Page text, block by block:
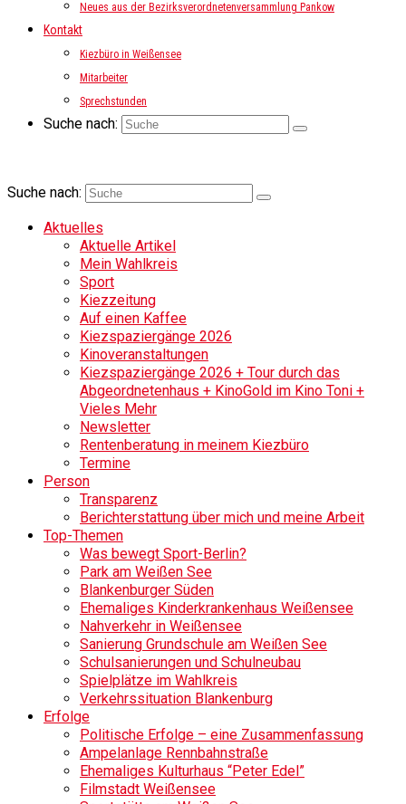
Neues aus der Bezirksverordnetenversammlung Pankow
Kontakt
Kiezbüro in Weißensee
Mitarbeiter
Sprechstunden
Suche nach:
Suche nach:
Aktuelles
Aktuelle Artikel
Mein Wahlkreis
Sport
Kiezzeitung
Auf einen Kaffee
Kiezspaziergänge 2026
Kinoveranstaltungen
Kiezspaziergänge 2026 + Tour durch das
Abgeordnetenhaus + KinoGold im Kino Toni +
Vieles Mehr
Newsletter
Rentenberatung in meinem Kiezbüro
Termine
Person
Transparenz
Berichterstattung über mich und meine Arbeit
Top-Themen
Was bewegt Sport-Berlin?
Park am Weißen See
Blankenburger Süden
Ehemaliges Kinderkrankenhaus Weißensee
Nahverkehr in Weißensee
Sanierung Grundschule am Weißen See
Schulsanierungen und Schulneubau
Spielplätze im Wahlkreis
Verkehrssituation Blankenburg
Erfolge
Politische Erfolge – eine Zusammenfassung
Ampelanlage Rennbahnstraße
Ehemaliges Kulturhaus “Peter Edel”
Filmstadt Weißensee